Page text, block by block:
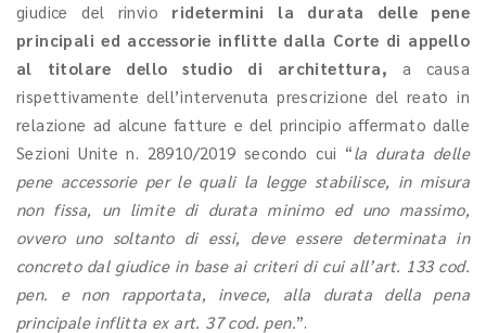
giudice del rinvio ridetermini la durata delle pene
principali ed accessorie inflitte dalla Corte di appello
al titolare dello studio di architettura, a causa
rispettivamente dell’intervenuta prescrizione del reato in
relazione ad alcune fatture e del principio affermato dalle
Sezioni Unite n. 28910/2019 secondo cui “la durata delle
pene accessorie per le quali la legge stabilisce, in misura
non fissa, un limite di durata minimo ed uno massimo,
ovvero uno soltanto di essi, deve essere determinata in
concreto dal giudice in base ai criteri di cui all’art. 133 cod.
pen. e non rapportata, invece, alla durata della pena
principale inflitta ex art. 37 cod. pen.”.